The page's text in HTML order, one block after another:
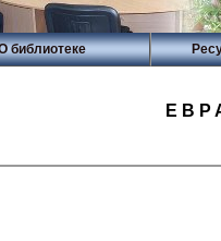
библиотеке